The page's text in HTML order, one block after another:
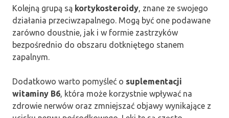
Kolejną grupą są kortykosteroidy, znane ze swojego
działania przeciwzapalnego. Mogą być one podawane
zarówno doustnie, jak i w formie zastrzyków
bezpośrednio do obszaru dotkniętego stanem
zapalnym.
Dodatkowo warto pomyśleć o suplementacji
witaminy B6, która może korzystnie wpływać na
zdrowie nerwów oraz zmniejszać objawy wynikające z